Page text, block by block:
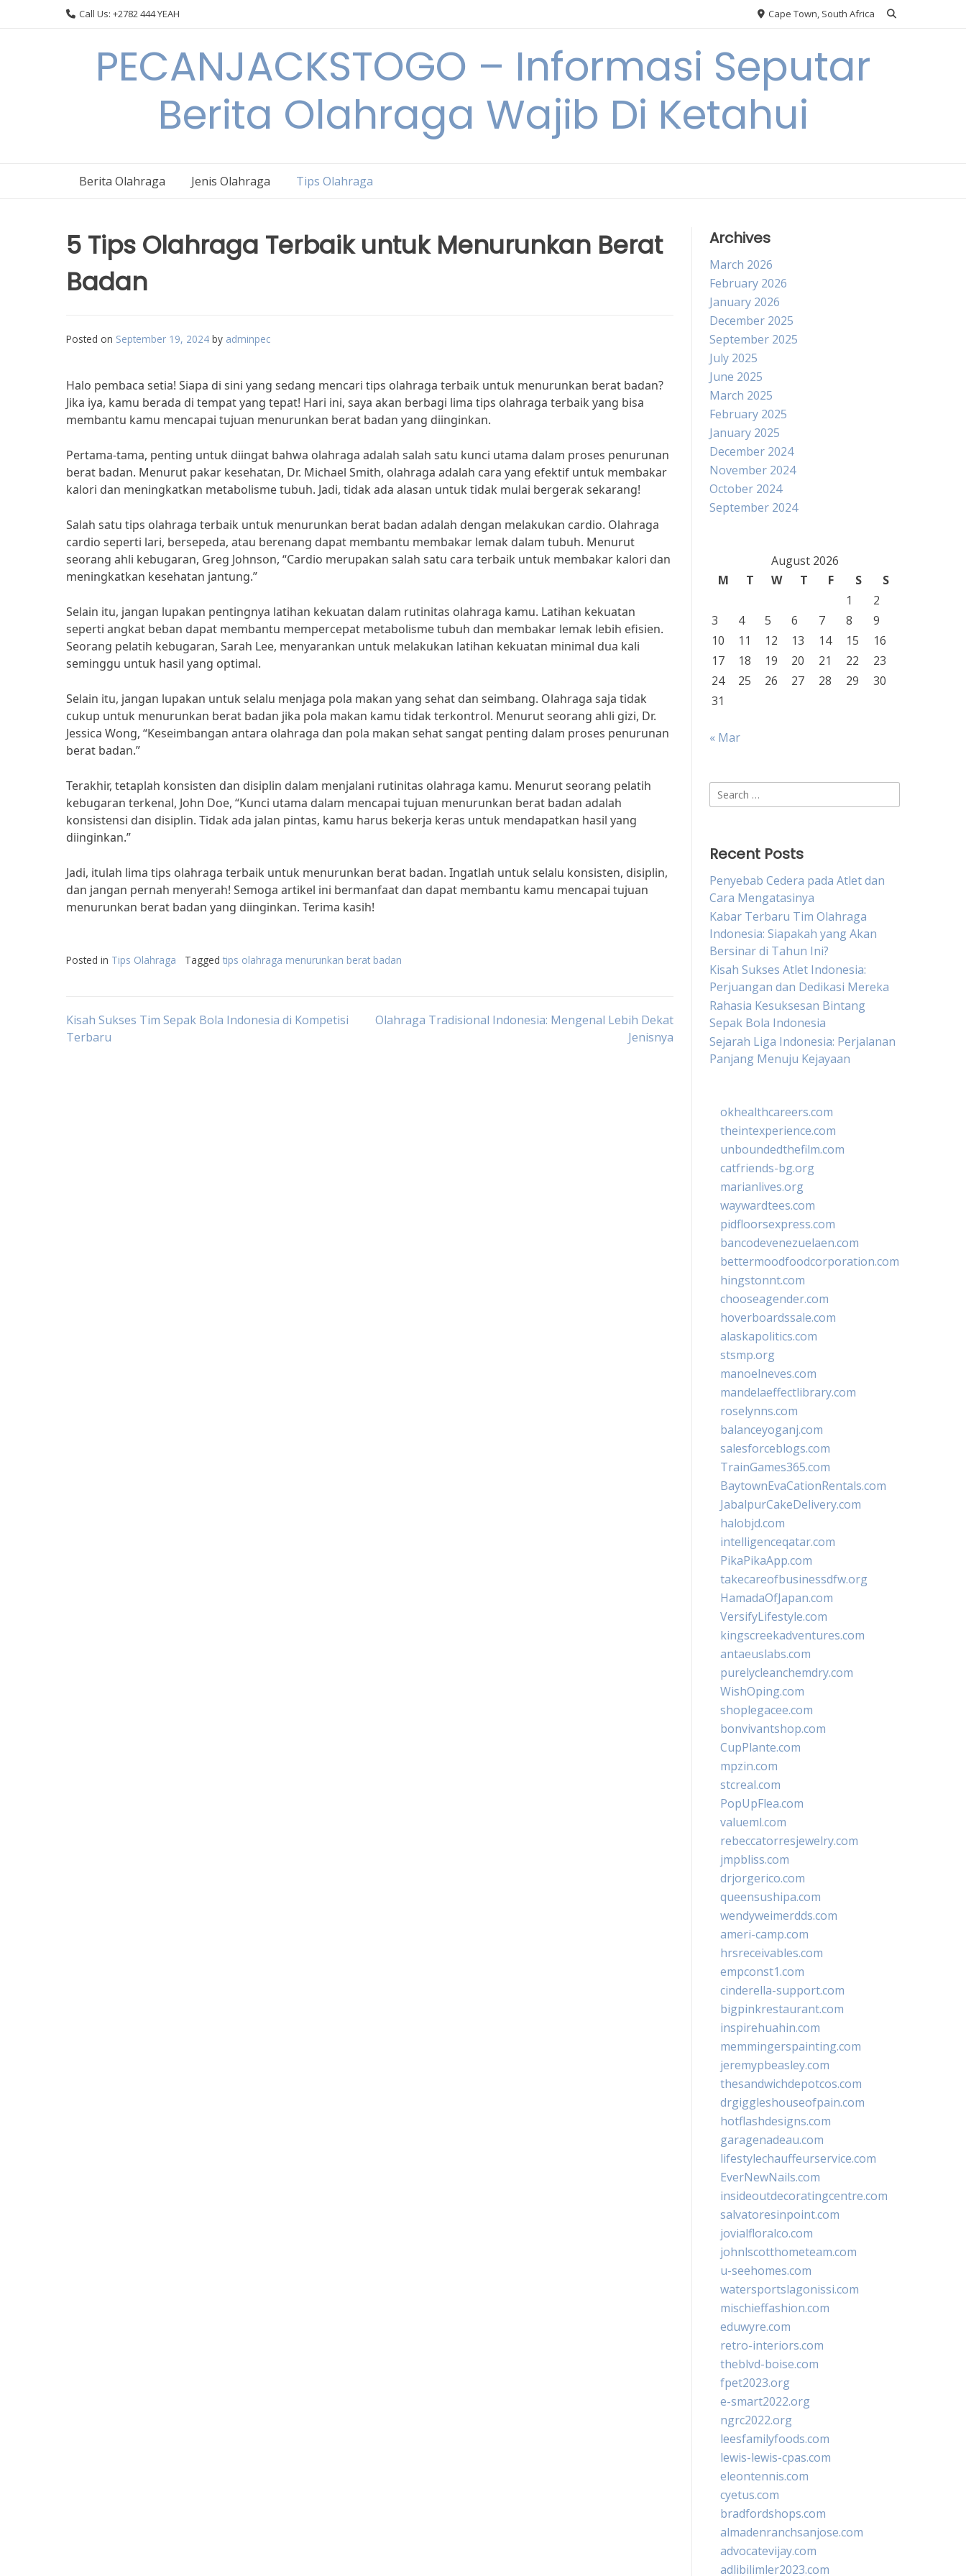
Call Us: +2782 444 YEAH Cape Town, South Africa
PECANJACKSTOGO – Informasi Seputar
Berita Olahraga Wajib Di Ketahui
Berita Olahraga Jenis Olahraga Tips Olahraga
5 Tips Olahraga Terbaik untuk Menurunkan Berat
Badan
Posted on September 19, 2024 by adminpec
Halo pembaca setia! Siapa di sini yang sedang mencari tips olahraga terbaik untuk menurunkan berat badan?
Jika iya, kamu berada di tempat yang tepat! Hari ini, saya akan berbagi lima tips olahraga terbaik yang bisa
membantu kamu mencapai tujuan menurunkan berat badan yang diinginkan.
Pertama-tama, penting untuk diingat bahwa olahraga adalah salah satu kunci utama dalam proses penurunan
berat badan. Menurut pakar kesehatan, Dr. Michael Smith, olahraga adalah cara yang efektif untuk membakar
kalori dan meningkatkan metabolisme tubuh. Jadi, tidak ada alasan untuk tidak mulai bergerak sekarang!
Salah satu tips olahraga terbaik untuk menurunkan berat badan adalah dengan melakukan cardio. Olahraga
cardio seperti lari, bersepeda, atau berenang dapat membantu membakar lemak dalam tubuh. Menurut
seorang ahli kebugaran, Greg Johnson, “Cardio merupakan salah satu cara terbaik untuk membakar kalori dan
meningkatkan kesehatan jantung.”
Selain itu, jangan lupakan pentingnya latihan kekuatan dalam rutinitas olahraga kamu. Latihan kekuatan
seperti angkat beban dapat membantu mempercepat metabolisme tubuh dan membakar lemak lebih efisien.
Seorang pelatih kebugaran, Sarah Lee, menyarankan untuk melakukan latihan kekuatan minimal dua kali
seminggu untuk hasil yang optimal.
Selain itu, jangan lupakan untuk selalu menjaga pola makan yang sehat dan seimbang. Olahraga saja tidak
cukup untuk menurunkan berat badan jika pola makan kamu tidak terkontrol. Menurut seorang ahli gizi, Dr.
Jessica Wong, “Keseimbangan antara olahraga dan pola makan sehat sangat penting dalam proses penurunan
berat badan.”
Terakhir, tetaplah konsisten dan disiplin dalam menjalani rutinitas olahraga kamu. Menurut seorang pelatih
kebugaran terkenal, John Doe, “Kunci utama dalam mencapai tujuan menurunkan berat badan adalah
konsistensi dan disiplin. Tidak ada jalan pintas, kamu harus bekerja keras untuk mendapatkan hasil yang
diinginkan.”
Jadi, itulah lima tips olahraga terbaik untuk menurunkan berat badan. Ingatlah untuk selalu konsisten, disiplin,
dan jangan pernah menyerah! Semoga artikel ini bermanfaat dan dapat membantu kamu mencapai tujuan
menurunkan berat badan yang diinginkan. Terima kasih!
Posted in Tips Olahraga Tagged tips olahraga menurunkan berat badan
Post
Kisah Sukses Tim Sepak Bola Indonesia di Kompetisi
Terbaru
Olahraga Tradisional Indonesia: Mengenal Lebih Dekat
Jenisnya
Archives
March 2026
February 2026
January 2026
December 2025
September 2025
July 2025
June 2025
March 2025
February 2025
January 2025
December 2024
November 2024
October 2024
September 2024
August 2026
M
T W T F S
S
1
2
3
4 5 6 7 8
9
10
11 12 13 14 15
16
17
18 19 20 21 22
23
24
25 26 27 28 29
30
31
« Mar
Search
for:
Recent Posts
Penyebab Cedera pada Atlet dan
Cara Mengatasinya
Kabar Terbaru Tim Olahraga
Indonesia: Siapakah yang Akan
Bersinar di Tahun Ini?
Kisah Sukses Atlet Indonesia:
Perjuangan dan Dedikasi Mereka
Rahasia Kesuksesan Bintang
Sepak Bola Indonesia
Sejarah Liga Indonesia: Perjalanan
Panjang Menuju Kejayaan
okhealthcareers.com
theintexperience.com
unboundedthefilm.com
catfriends-bg.org
marianlives.org
waywardtees.com
pidfloorsexpress.com
bancodevenezuelaen.com
bettermoodfoodcorporation.com
hingstonnt.com
chooseagender.com
hoverboardssale.com
alaskapolitics.com
stsmp.org
manoelneves.com
mandelaeffectlibrary.com
roselynns.com
balanceyoganj.com
salesforceblogs.com
TrainGames365.com
BaytownEvaCationRentals.com
JabalpurCakeDelivery.com
halobjd.com
intelligenceqatar.com
PikaPikaApp.com
takecareofbusinessdfw.org
HamadaOfJapan.com
VersifyLifestyle.com
kingscreekadventures.com
antaeuslabs.com
purelycleanchemdry.com
WishOping.com
shoplegacee.com
bonvivantshop.com
CupPlante.com
mpzin.com
stcreal.com
PopUpFlea.com
valueml.com
rebeccatorresjewelry.com
jmpbliss.com
drjorgerico.com
queensushipa.com
wendyweimerdds.com
ameri-camp.com
hrsreceivables.com
empconst1.com
cinderella-support.com
bigpinkrestaurant.com
inspirehuahin.com
memmingerspainting.com
jeremypbeasley.com
thesandwichdepotcos.com
drgiggleshouseofpain.com
hotflashdesigns.com
garagenadeau.com
lifestylechauffeurservice.com
EverNewNails.com
insideoutdecoratingcentre.com
salvatoresinpoint.com
jovialfloralco.com
johnlscotthometeam.com
u-seehomes.com
watersportslagonissi.com
mischieffashion.com
eduwyre.com
retro-interiors.com
theblvd-boise.com
fpet2023.org
e-smart2022.org
ngrc2022.org
leesfamilyfoods.com
lewis-lewis-cpas.com
eleontennis.com
cyetus.com
bradfordshops.com
almadenranchsanjose.com
advocatevijay.com
adlibilimler2023.com